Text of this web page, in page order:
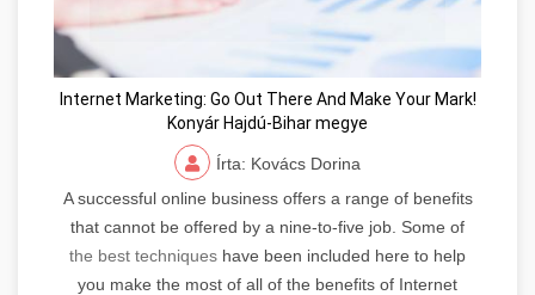
Internet Marketing: Go Out There And Make Your Mark!
Konyár Hajdú-Bihar megye
Írta: Kovács Dorina
A successful online business offers a range of benefits
that cannot be offered by a nine-to-five job. Some of
the best techniques have been included here to help
you make the most of all of the benefits of Internet